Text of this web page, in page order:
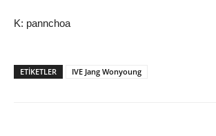
K: pannchoa
ETIKETLER IVE Jang Wonyoung